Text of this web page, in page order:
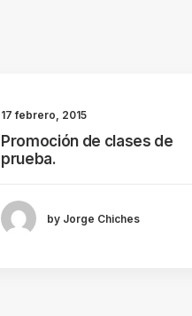
17 febrero, 2015
Promoción de clases de
prueba.
by Jorge Chiches